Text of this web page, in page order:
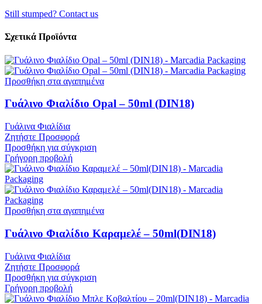
Still stumped? Contact us
Σχετικά Προϊόντα
Προσθήκη στα αγαπημένα
Γυάλινο Φιαλίδιο Opal – 50ml (DIN18)
Γυάλινα Φιαλίδια
Ζητήστε Προσφορά
Προσθήκη για σύγκριση
Γρήγορη προβολή
Προσθήκη στα αγαπημένα
Γυάλινο Φιαλίδιο Καραμελέ – 50ml(DIN18)
Γυάλινα Φιαλίδια
Ζητήστε Προσφορά
Προσθήκη για σύγκριση
Γρήγορη προβολή